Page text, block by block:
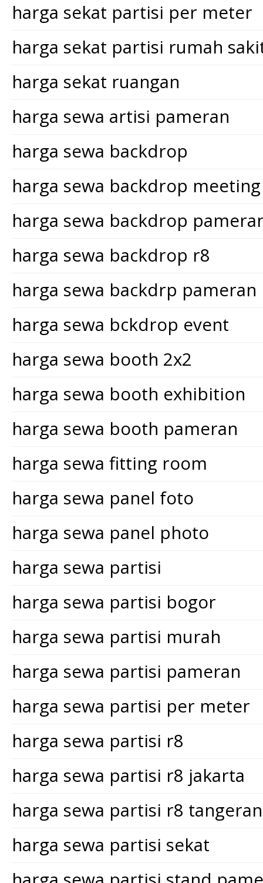
harga sekat partisi per meter
harga sekat partisi rumah
harga sekat ruangan
harga sewa artisi pameran
harga sewa backdrop
harga sewa backdrop meeting
harga sewa backdrop
harga sewa backdrop r8
harga sewa backdrp pameran
harga sewa bckdrop event
harga sewa booth 2x2
harga sewa booth exhibition
harga sewa booth pameran
harga sewa fitting room
harga sewa panel foto
harga sewa panel photo
harga sewa partisi
harga sewa partisi bogor
harga sewa partisi murah
harga sewa partisi pameran
harga sewa partisi per meter
harga sewa partisi r8
harga sewa partisi r8 jakarta
harga sewa partisi r8
harga sewa partisi sekat